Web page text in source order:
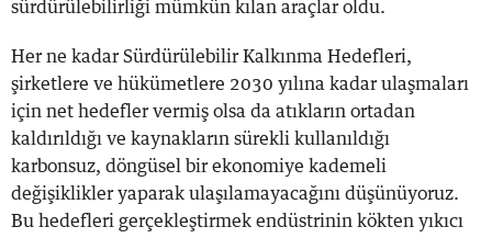
sürdürülebilirliği mümkün kılan araçlar oldu.
Her ne kadar Sürdürülebilir Kalkınma Hedefleri,
şirketlere ve hükümetlere 2030 yılına kadar ulaşmaları
için net hedefler vermiş olsa da atıkların ortadan
kaldırıldığı ve kaynakların sürekli kullanıldığı
karbonsuz, döngüsel bir ekonomiye kademeli
değişiklikler yaparak ulaşılamayacağını düşünüyoruz.
Bu hedefleri gerçekleştirmek endüstrinin kökten yıkıcı